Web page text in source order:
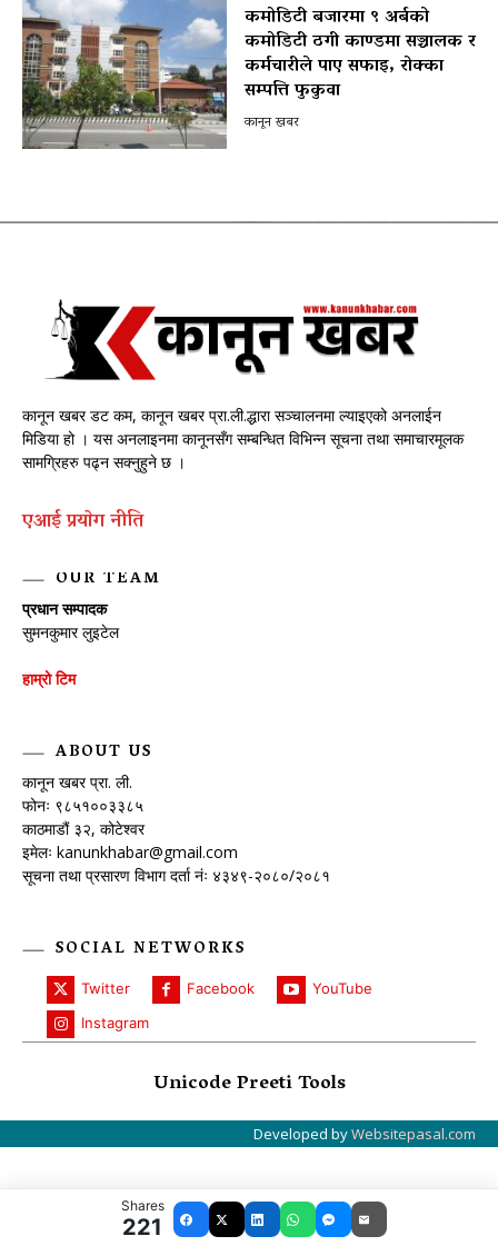
कमोडिटी बजारमा ९ अर्बको
कमोडिटी ठगी काण्डमा सञ्चालक र
कर्मचारीले पाए सफाइ, रोक्का
सम्पत्ति फुकुवा
कानून खबर
कानून खबर डट कम, कानून खबर प्रा.ली.द्धारा सञ्चालनमा ल्याइएको अनलाईन
मिडिया हो । यस अनलाइनमा कानूनसँग सम्बन्धित विभिन्न सूचना तथा समाचारमूलक
सामग्रिहरु पढ्न सक्नुहुने छ ।
एआई प्रयाेग नीति
OUR TEAM
प्रधान सम्पादक
सुमनकुमार लुइटेल
हाम्रो टिम
ABOUT US
कानून खबर प्रा. ली.
फोनः ९८५१००३३८५
काठमाडौं ३२, कोटेश्वर
इमेलः kanunkhabar@gmail.com
सूचना तथा प्रसारण विभाग दर्ता नंः ४३४९-२०८०/२०८१
SOCIAL NETWORKS
Twitter Facebook
YouTube
Instagram
Unicode Preeti Tools
Developed byWebsitepasal.com
Shares
221 Facebook
X LinkedInWhatsAppMessenger
Email